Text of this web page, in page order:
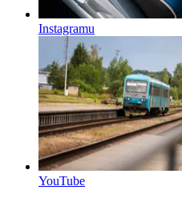
Instagramu
YouTube